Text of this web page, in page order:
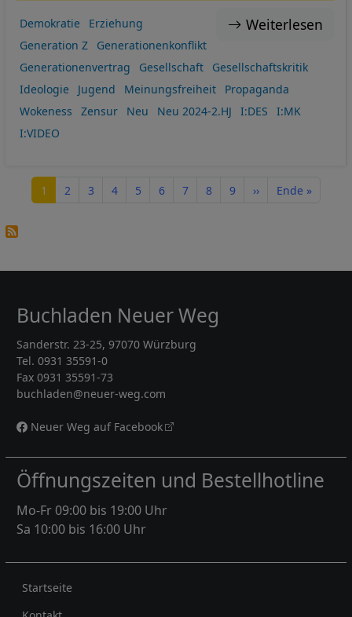
Weiterlesen
Demokratie
Erziehung
Generation Z
Generationenkonflikt
Generationenvertrag
Gesellschaft
Gesellschaftskritik
Ideologie
Jugend Meinungsfreiheit
Propaganda
Wokeness
Zensur Neu Neu 2024-2.HJ I:DES
I:MK
I:VIDEO
Seitennummerierung
Seite
1 Seite
2 Seite
3 Seite
4 Seite
5 Seite
6 Seite
7 Seite
8 Seite
9 Nächste Seite
›› Letzte Seite
Ende »
Buchladen Neuer Weg
Sanderstr. 23-25, 97070 Würzburg
Tel. 0931 35591-0
Fax 0931 35591-73
buchladen@neuer-weg.com
Neuer Weg auf Facebook
Öffnungszeiten und Bestellhotline
Mo-Fr 09:00 bis 19:00 Uhr
Sa 10:00 bis 16:00 Uhr
Rechtliches
Startseite